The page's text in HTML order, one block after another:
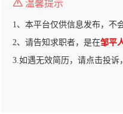
温馨提示
1、本平台仅供信息发布，不
2、请告知求职者，是在邹平
3.如遇无效简历，请点击投诉